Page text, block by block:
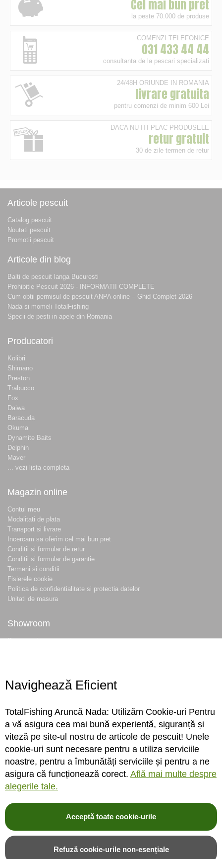
Cel mai bun pret
la peste 70.000 de produse
COMENZI TELEFONICE
031 433 44 44
consultanta de la pescari specializati
24/48H ORIUNDE IN ROMANIA
livrare gratuita
pentru comenzi de minim 600 Lei
DACA NU ITI PLAC PRODUSELE
retur gratuit
30 de zile termen de retur
Articole pescuit
Catalog pescuit
Noutati pescuit
Promotii pescuit
Articole din blog
Balti de pescuit langa Bucuresti
Prohibitie Pescuit 2026 - INFORMATII COMPLETE
Cum obtii permisul de pescuit ANPA online – Ghid Complet 2026
Nada si momeli TotalFishing
Specii de pesti in apele din Romania
Producatori
Kolibri
Shimano
Preston
Trabucco
Fox
Daiwa
Baracuda
Okuma
Dynamite Baits
Delphin
Maver
... vezi lista completa
Magazin online
Contul meu
Modalitati de plata
Transport si livrare
Incercam sa oferim cel mai bun pret
Conditii si formular de retur
Conditii si formular de garantie
Termeni si conditii
Fisierele cookie
Politica de confidentialitate si protectia datelor
Unitati de masura
Showroom
Despre noi
Conecteaza-te
Sa ne cunoastem mai bine. Vino alaturi de noi pe reteaua ta preferata. Te
asteptam cu stiri, surprize, concursuri, premii ...
© 2004-2026 TotalFishing SRL. Toate drepturile rezervate. Citititermeni si
fisiere cookie ,politica de confidentialitate si protectia datelor
Navighează Eficient
TotalFishing Aruncă Nada: Utilizăm Cookie-uri Pentru
a vă asigura cea mai bună experiență, siguranță și
viteză pe site-ul nostru de articole de pescuit! Unele
cookie-uri sunt necesare pentru a utiliza serviciile
noastre, pentru a îmbunătăți serviciile și pentru a ne
asigura că funcționează corect. Află mai multe despre
alegerile tale.
Acceptă toate cookie-urile
Refuză cookie-urile non-esențiale